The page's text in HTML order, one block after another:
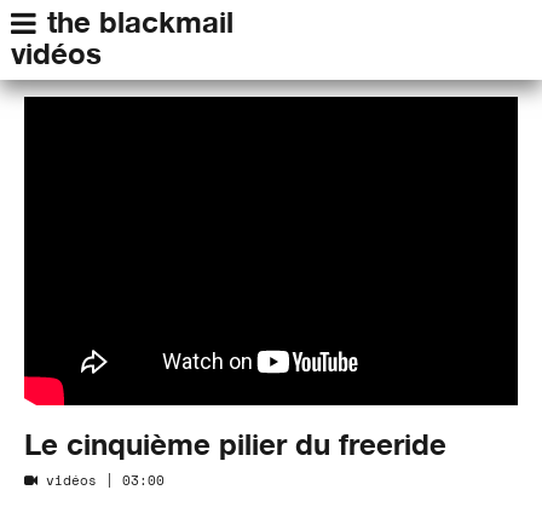
the blackmail
vidéos
Le cinquième pilier du freeride
vidéos | 03:00